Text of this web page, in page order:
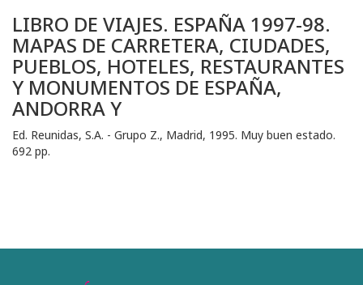
LIBRO DE VIAJES. ESPAÑA 1997-98.
MAPAS DE CARRETERA, CIUDADES,
PUEBLOS, HOTELES, RESTAURANTES
Y MONUMENTOS DE ESPAÑA,
ANDORRA Y
Ed. Reunidas, S.A. - Grupo Z., Madrid, 1995. Muy buen estado.
692 pp.